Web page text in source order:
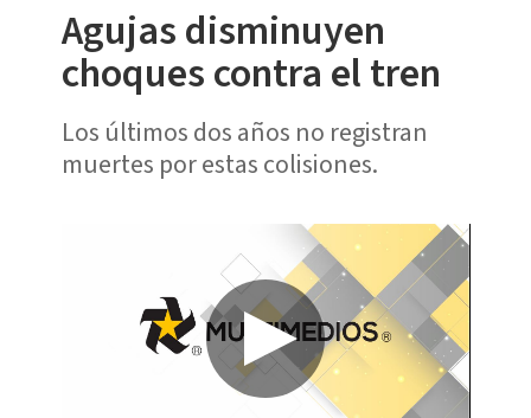
Agujas disminuyen
choques contra el tren
Los últimos dos años no registran
muertes por estas colisiones.